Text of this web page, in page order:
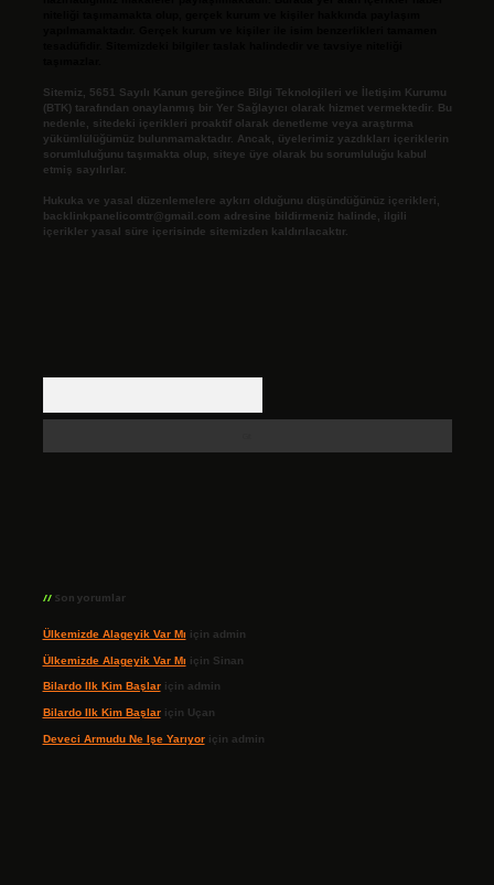
Sitemiz, 5651 Sayılı Kanun gereğince Bilgi Teknolojileri ve İletişim Kurumu
(BTK) tarafından onaylanmış bir Yer Sağlayıcı olarak hizmet vermektedir. Bu
nedenle, sitedeki içerikleri proaktif olarak denetleme veya araştırma
yükümlülüğümüz bulunmamaktadır. Ancak, üyelerimiz yazdıkları içeriklerin
sorumluluğunu taşımakta olup, siteye üye olarak bu sorumluluğu kabul
etmiş sayılırlar.
Hukuka ve yasal düzenlemelere aykırı olduğunu düşündüğünüz içerikleri,
backlinkpanelicomtr@gmail.com adresine bildirmeniz halinde, ilgili
içerikler yasal süre içerisinde sitemizden kaldırılacaktır.
Son yorumlar
Ülkemizde Alageyik Var Mı için admin
Ülkemizde Alageyik Var Mı için Sinan
Bilardo Ilk Kim Başlariçin admin
Bilardo Ilk Kim Başlariçin Uçan
Deveci Armudu Ne Işe Yarıyoriçin admin